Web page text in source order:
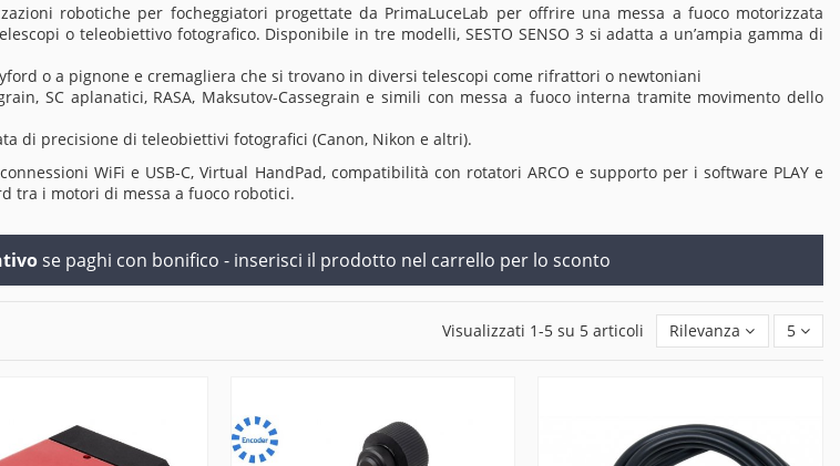
robotiche per focheggiatori progettate da PrimaLuceLab per offrire una messa a fuoco motorizzata
o teleobiettivo fotografico. Disponibile in tre modelli, SESTO SENSO 3 si adatta a un’ampia gamma di
o a pignone e cremagliera che si trovano in diversi telescopi come rifrattori o newtoniani
SC aplanatici, RASA, Maksutov-Cassegrain e simili con messa a fuoco interna tramite movimento dello
di precisione di teleobiettivi fotografici (Canon, Nikon e altri).
WiFi e USB-C, Virtual HandPad, compatibilità con rotatori ARCO e supporto per i software PLAY e
tra i motori di messa a fuoco robotici.
se paghi con bonifico - inserisci il prodotto nel carrello per lo sconto
Visualizzati 1-5 su 5 articoli Rilevanza 5